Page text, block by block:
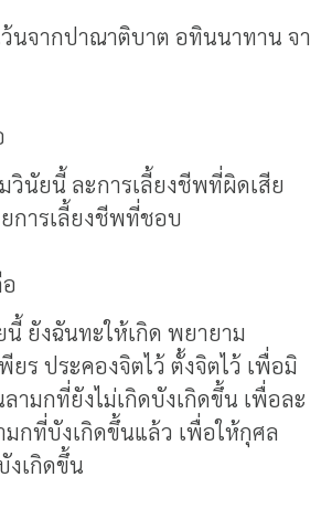
ว้นจากปาณาติบาต อทินนาทาน จา
วินัยนี้ ละการเลี้ยงชีพที่ผิดเสีย
การเลี้ยงชีพที่ชอบ
ยังฉันทะให้เกิด พยายาม
ยร ประคองจิตไว้ ตั้งจิตไว้ เพื่อมิ
ามกที่ยังไม่เกิดบังเกิดขึ้น เพื่อละ
กที่บังเกิดขึ้นแล้ว เพื่อให้กุศล
งเกิดขึ้น